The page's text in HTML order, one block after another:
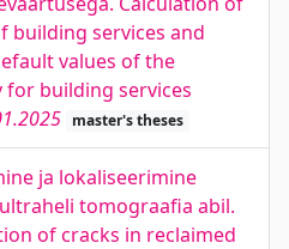
services and
values of the
building services
master's theses
ja lokaliseerimine
tomograafia abil.
of cracks in reclaimed